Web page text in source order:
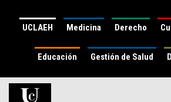
UCLAEH Medicina Derecho
Educación Gestión de Salud